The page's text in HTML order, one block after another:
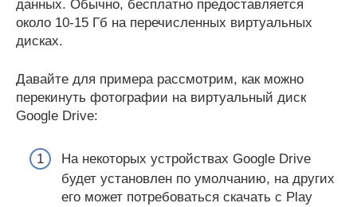
данных. Обычно, бесплатно предоставляется
около 10-15 Гб на перечисленных виртуальных
дисках.
Давайте для примера рассмотрим, как можно
перекинуть фотографии на виртуальный диск
Google Drive:
На некоторых устройствах Google Drive
будет установлен по умолчанию, на других
его может потребоваться скачать с Play